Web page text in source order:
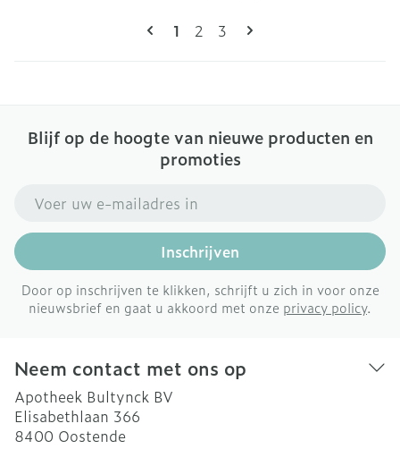
Pagina's
U lees momenteel pagina
1 Pagina
2 Pagina
3
Blijf op de hoogte van nieuwe producten en
promoties
Inschrijven
Door op inschrijven te klikken, schrijft u zich in voor onze
nieuwsbrief en gaat u akkoord met onze privacy policy.
Neem contact met ons op
Apotheek Bultynck BV
Elisabethlaan 366
8400 Oostende